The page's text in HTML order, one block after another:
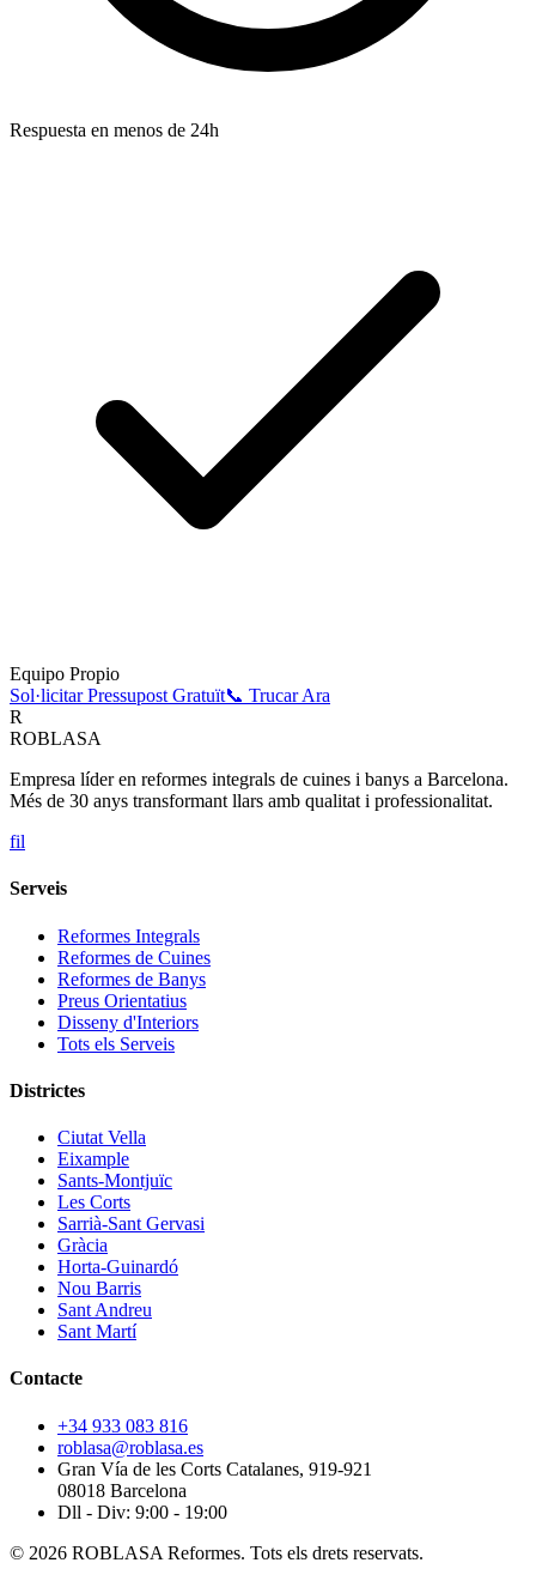
Respuesta en menos de 24h
Equipo Propio
Sol·licitar Pressupost Gratuït📞 Trucar Ara
R
ROBLASA
Empresa líder en reformes integrals de cuines i banys a Barcelona.
Més de 30 anys transformant llars amb qualitat i professionalitat.
fil
Serveis
Reformes Integrals
Reformes de Cuines
Reformes de Banys
Preus Orientatius
Disseny d'Interiors
Tots els Serveis
Districtes
Ciutat Vella
Eixample
Sants-Montjuïc
Les Corts
Sarrià-Sant Gervasi
Gràcia
Horta-Guinardó
Nou Barris
Sant Andreu
Sant Martí
Contacte
+34 933 083 816
roblasa@roblasa.es
Gran Vía de les Corts Catalanes, 919-921
08018 Barcelona
Dll - Div: 9:00 - 19:00
© 2026 ROBLASA Reformes. Tots els drets reservats.